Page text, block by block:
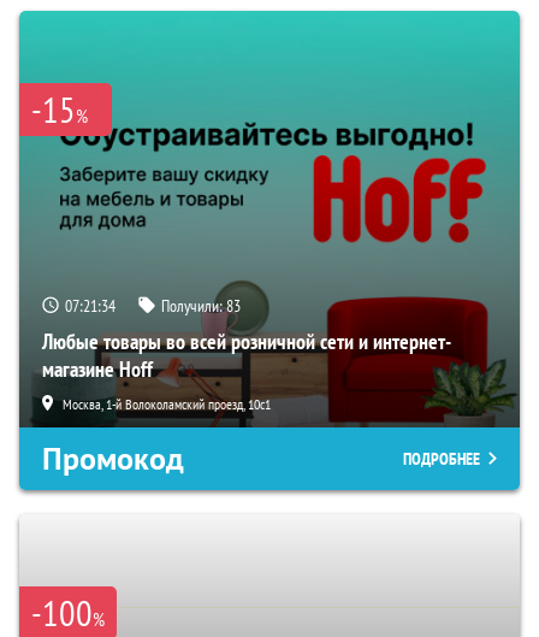
-15%
07:21:34 Получили:83
Любые товары во всей розничной сети и интернет-
магазине Hoff
Москва, 1-й Волоколамский проезд, 10с1
Промокод ПОДРОБНЕЕ
-100%